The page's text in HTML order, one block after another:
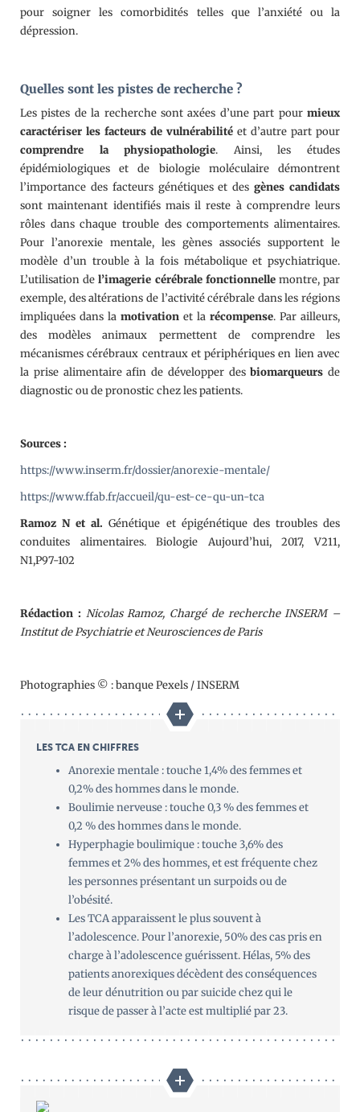
pour soigner les comorbidités telles que l’anxiété ou la
dépression.
Quelles sont les pistes de recherche ?
Les pistes de la recherche sont axées d’une part pour mieux
caractériser les facteurs de vulnérabilité et d’autre part pour
comprendre la physiopathologie. Ainsi, les études
épidémiologiques et de biologie moléculaire démontrent
l’importance des facteurs génétiques et desgènes candidats
sont maintenant identifiés mais il reste à comprendre leurs
rôles dans chaque trouble des comportements alimentaires.
Pour l’anorexie mentale, les gènes associés supportent le
modèle d’un trouble à la fois métabolique et psychiatrique.
L’utilisation del’imagerie cérébrale fonctionnellemontre, par
exemple, des altérations de l’activité cérébrale dans les régions
impliquées dans la motivation et la récompense. Par ailleurs,
des modèles animaux permettent de comprendre les
mécanismes cérébraux centraux et périphériques en lien avec
la prise alimentaire afin de développer desbiomarqueurs de
diagnostic ou de pronostic chez les patients.
Sources :
https://www.inserm.fr/dossier/anorexie-mentale/
https://www.ffab.fr/accueil/qu-est-ce-qu-un-tca
Ramoz N et al.Génétique et épigénétique des troubles des
conduites alimentaires. Biologie Aujourd’hui, 2017, V211,
N1,P97-102
Rédaction : Nicolas Ramoz, Chargé de recherche INSERM –
Institut de Psychiatrie et Neurosciences de Paris
Photographies © : banque Pexels / INSERM
LES TCA EN CHIFFRES
Anorexie mentale : touche 1,4% des femmes et
0,2% des hommes dans le monde.
Boulimie nerveuse : touche 0,3 % des femmes et
0,2 % des hommes dans le monde.
Hyperphagie boulimique : touche 3,6% des
femmes et 2% des hommes, et est fréquente chez
les personnes présentant un surpoids ou de
l’obésité.
Les TCA apparaissent le plus souvent à
l’adolescence. Pour l’anorexie, 50% des cas pris en
charge à l’adolescence guérissent. Hélas, 5% des
patients anorexiques décèdent des conséquences
de leur dénutrition ou par suicide chez qui le
risque de passer à l’acte est multiplié par 23.